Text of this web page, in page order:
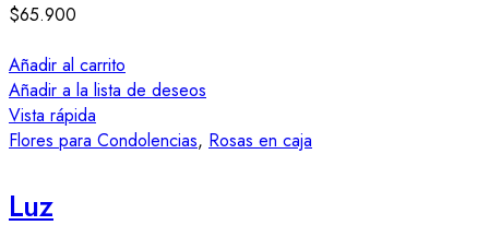
$65.900
Añadir al carrito
Añadir a la lista de deseos
Vista rápida
Flores para Condolencias, Rosas en caja
Luz